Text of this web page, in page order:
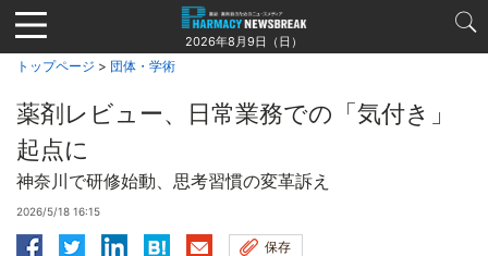
Jump
to
navigation
2026年8月9日（日）
トップページ > 団体・学術
薬剤レビュー、日常業務での「気付き」
起点に
神奈川で研修始動、思考習慣の変革訴え
2026/5/18 16:15
保存